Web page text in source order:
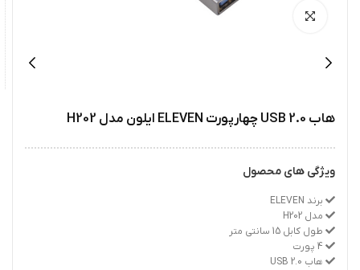
هاب USB 2.0 چهارپورت ELEVEN ایلون مدل H202
ویژگی های محصول
برند ELEVEN
مدل H202
طول کابل 15 سانتی متر
هاب USB 2.0